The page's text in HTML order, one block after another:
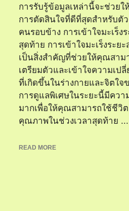
การรับรู้ข้อมูลเหล่านี้จะช่วย
การตัดสินใจที่ดีที่สุดสำหรับตั
คนรอบข้าง การเข้าใจมะเร็งร
สุดท้าย การเข้าใจมะเร็งระย
เป็นสิ่งสำคัญที่ช่วยให้คุณสาม
เตรียมตัวและเข้าใจความเป
ที่เกิดขึ้นในร่างกายและจิตใจ
การดูแลพิเศษในระยะนี้มีคว
มากเพื่อให้คุณสามารถใช้ชีวิ
คุณภาพในช่วงเวลาสุดท้าย ...
READ MORE